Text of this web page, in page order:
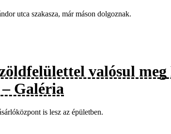
utca szakasza, már máson dolgoznak.
valósul
Galéria
is lesz az épületben.